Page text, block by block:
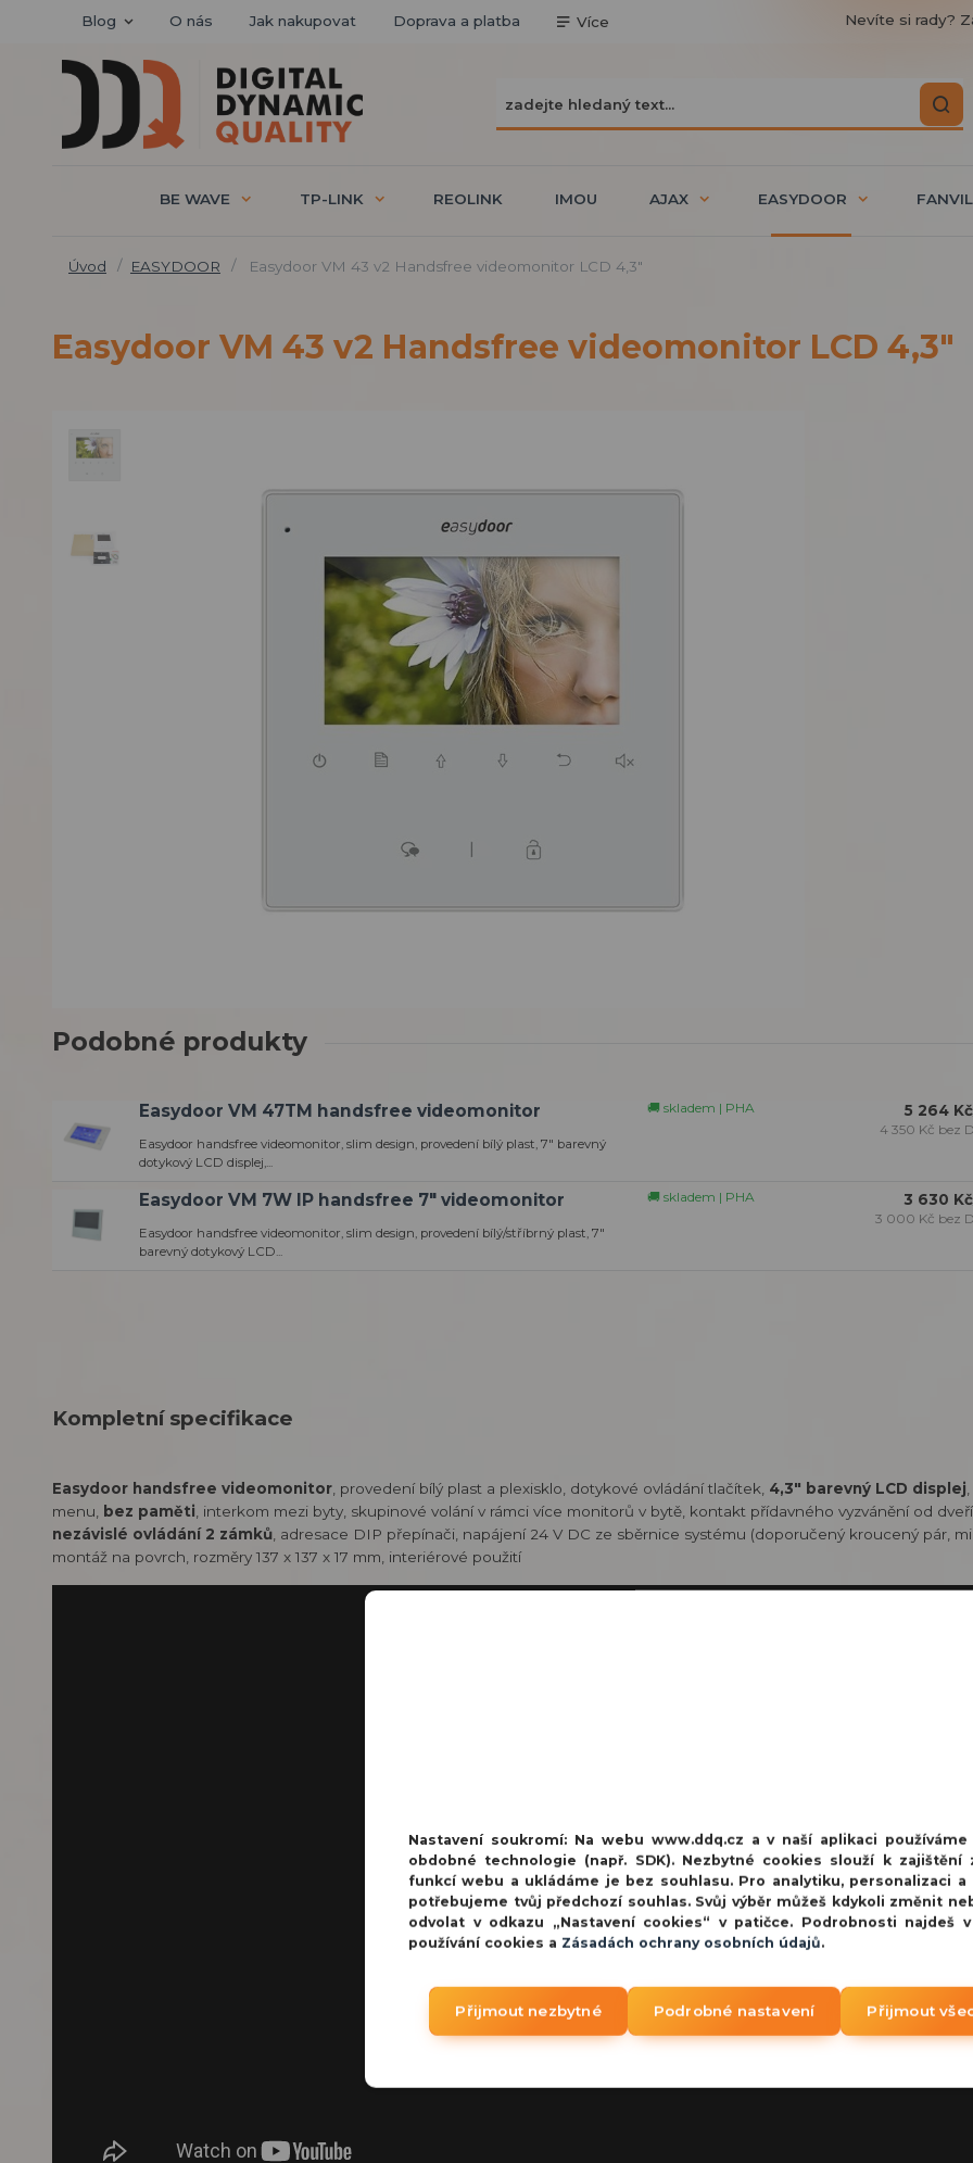
Blog O nás Jak nakupovat Doprava a platba Více Nevíte si rady?
BE WAVE TP-LINK REOLINK IMOU AJAX EASYDOOR FANVIL
Úvod EASYDOOR Easydoor VM 43 v2 Handsfree videomonitor LCD 4,3"
Easydoor VM 43 v2 Handsfree videomonitor LCD 4,3"
Podobné produkty
Easydoor VM 47TM handsfree videomonitor
Easydoor handsfree videomonitor, slim design, provedení bílý plast, 7" barevný
dotykový LCD displej,...
5 264 Kč
4 350 Kč bez
🚚 skladem | PHA
Easydoor VM 7W IP handsfree 7" videomonitor
Easydoor handsfree videomonitor, slim design, provedení bílý/stříbrný plast, 7"
barevný dotykový LCD...
3 630 Kč
3 000 Kč bez
🚚 skladem | PHA
Kompletní specifikace
Easydoor handsfree videomonitor , provedení bílý plast a plexisklo, dotykové ovládání tlačítek, 4,3" barevný LCD displej
menu,
bez paměti , interkom mezi byty, skupinové volání v rámci více monitorů v bytě, kontakt přídavného vyzvánění od
nezávislé ovládání 2 zámků , adresace DIP přepínači, napájení 24 V DC ze sběrnice systému (doporučený kroucený pár,
montáž na povrch, rozměry 137 x 137 x 17 mm, interiérové použití
Nastavení soukromí: Na webu www.ddq.cz a v naší aplikaci
obdobné technologie (např. SDK). Nezbytné cookies slouží k zajištění
funkcí webu a ukládáme je bez souhlasu. Pro analytiku, personalizaci a
potřebujeme tvůj předchozí souhlas. Svůj výběr můžeš kdykoli změnit
odvolat v odkazu „Nastavení cookies“ v patičce. Podrobnosti najdeš v
používání cookies a Zásadách ochrany osobních údajů.
Přijmout nezbytné Podrobné nastavení Přijmout